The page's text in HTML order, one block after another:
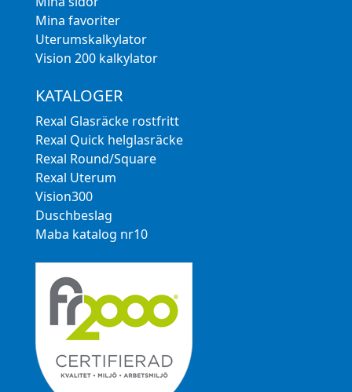
Mina favoriter
Uterumskalkylator
Vision 200 kalkylator
KATALOGER
Rexal Glasräcke rostfritt
Rexal Quick helglasräcke
Rexal Round/Square
Rexal Uterum
Vision300
Duschbeslag
Maba katalog nr10